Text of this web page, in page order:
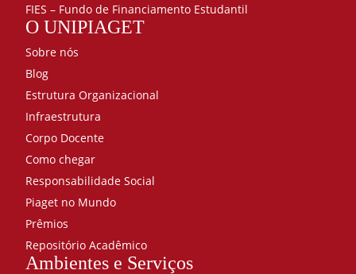
FIES – Fundo de Financiamento Estudantil
O UNIPIAGET
Sobre nós
Blog
Estrutura Organizacional
Infraestrutura
Corpo Docente
Como chegar
Responsabilidade Social
Piaget no Mundo
Prêmios
Repositório Acadêmico
Ambientes e Serviços